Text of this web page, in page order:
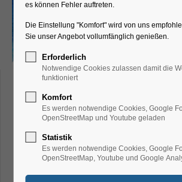
Surfen in
Die wunderschöne Adria,
unendlich lange Küste, über
es können Fehler auftreten.
Die Einstellung "Komfort" wird von uns
Sie unser Angebot vollumfänglich genießen.
Erforderlich
Notwendige Cookies zulassen damit die
funktioniert
Komfort
Es werden notwendige Cookies, Google
OpenStreetMap und Youtube geladen
Statistik
Es werden notwendige Cookies, Google
OpenStreetMap, Youtube und Google